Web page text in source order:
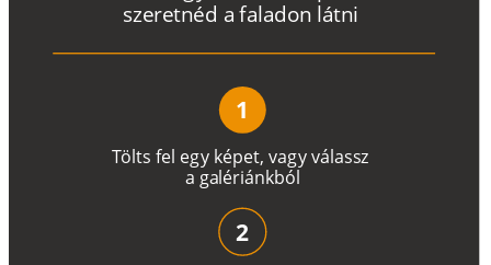
Tölts fel egy képet, vagyválassz
a galériánkból
szeretnéd a faladon látni
1
2